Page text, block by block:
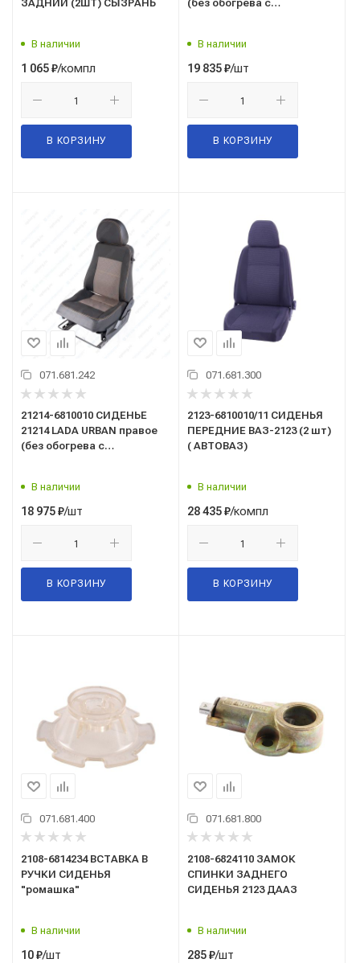
ЗАДНИЙ (2ШТ) СЫЗРАНЬ
В наличии
1 065₽/компл
В КОРЗИНУ
(без обогрева с
В наличии
19 835₽/шт
В КОРЗИНУ
071.681.242
21214-6810010 СИДЕНЬЕ
21214 LADA URBAN правое
(без обогрева с
В наличии
18 975₽/шт
В КОРЗИНУ
071.681.300
2123-6810010/11 СИДЕНЬЯ
ПЕРЕДНИЕ ВАЗ-2123 (2 шт)
( АВТОВАЗ)
В наличии
28 435₽/компл
В КОРЗИНУ
071.681.400
2108-6814234 ВСТАВКА В
РУЧКИ СИДЕНЬЯ
"ромашка"
В наличии
10₽/шт
071.681.800
2108-6824110 ЗАМОК
СПИНКИ ЗАДНЕГО
СИДЕНЬЯ 2123 ДААЗ
В наличии
285₽/шт